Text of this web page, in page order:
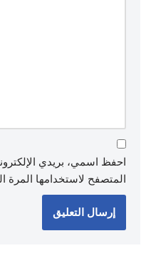
احفظ اسمي، بريدي
المتصفح لاستخدامها المرة